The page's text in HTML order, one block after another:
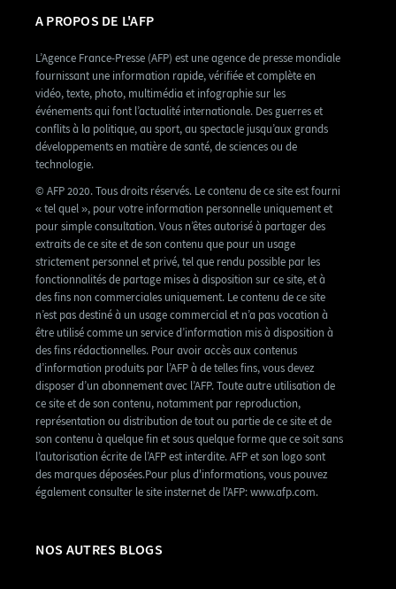
A PROPOS DE L'AFP
L’Agence France-Presse (AFP) est une agence de presse mondiale
fournissant une information rapide, vérifiée et complète en
vidéo, texte, photo, multimédia et infographie sur les
événements qui font l’actualité internationale. Des guerres et
conflits à la politique, au sport, au spectacle jusqu’aux grands
développements en matière de santé, de sciences ou de
technologie.
© AFP 2020. Tous droits réservés. Le contenu de ce site est fourni
« tel quel », pour votre information personnelle uniquement et
pour simple consultation. Vous n’êtes autorisé à partager des
extraits de ce site et de son contenu que pour un usage
strictement personnel et privé, tel que rendu possible par les
fonctionnalités de partage mises à disposition sur ce site, et à
des fins non commerciales uniquement. Le contenu de ce site
n’est pas destiné à un usage commercial et n’a pas vocation à
être utilisé comme un service d’information mis à disposition à
des fins rédactionnelles. Pour avoir accès aux contenus
d’information produits par l’AFP à de telles fins, vous devez
disposer d’un abonnement avec l’AFP. Toute autre utilisation de
ce site et de son contenu, notamment par reproduction,
représentation ou distribution de tout ou partie de ce site et de
son contenu à quelque fin et sous quelque forme que ce soit sans
l’autorisation écrite de l’AFP est interdite. AFP et son logo sont
des marques déposées.Pour plus d'informations, vous pouvez
également consulter le site insternet de l'AFP: www.afp.com.
NOS AUTRES BLOGS